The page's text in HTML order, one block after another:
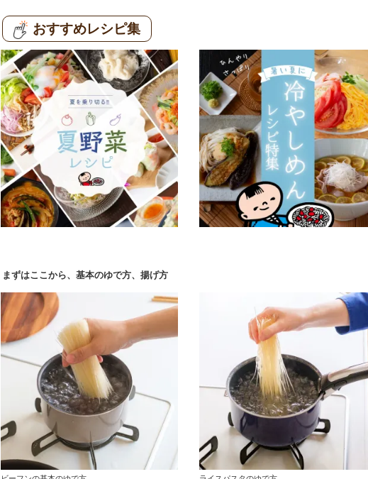
おすすめレシピ集
まずはここから、基本のゆで方、揚げ方